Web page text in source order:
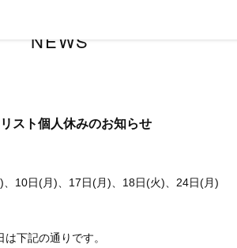
NEWS
スト個人休みのお知らせ
10日(月)、17日(月)、18日(火)、24日(月)
下記の通りです。